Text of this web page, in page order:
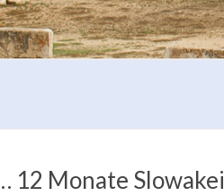
12 Monate Slowakei